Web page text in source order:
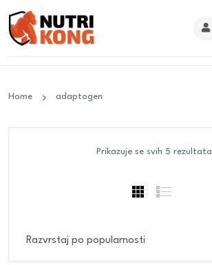
Home adaptogen
Prikazuje se svih 5 rezultata